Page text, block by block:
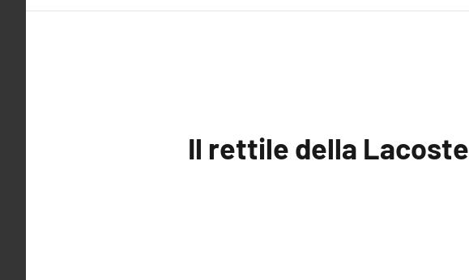
Il rettile della Lacoste